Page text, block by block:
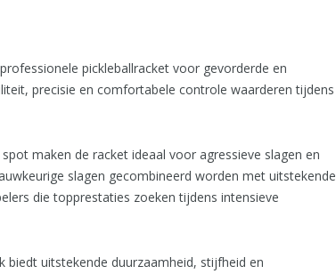
pickleballracket voor gevorderde en
precisie en comfortabele controle waarderen tijdens
maken de racket ideaal voor agressieve slagen en
slagen gecombineerd worden met uitstekende
die topprestaties zoeken tijdens intensieve
biedt uitstekende duurzaamheid, stijfheid en